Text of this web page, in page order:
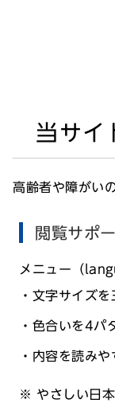
どころ
んよう）で生
後半から明治
の絵付けを行
磁器や、明治
当サイ
高齢者や障がい
閲覧サポ
メニュー（
文字サイズを
色合いを4パ
内容を読み
やさしい日